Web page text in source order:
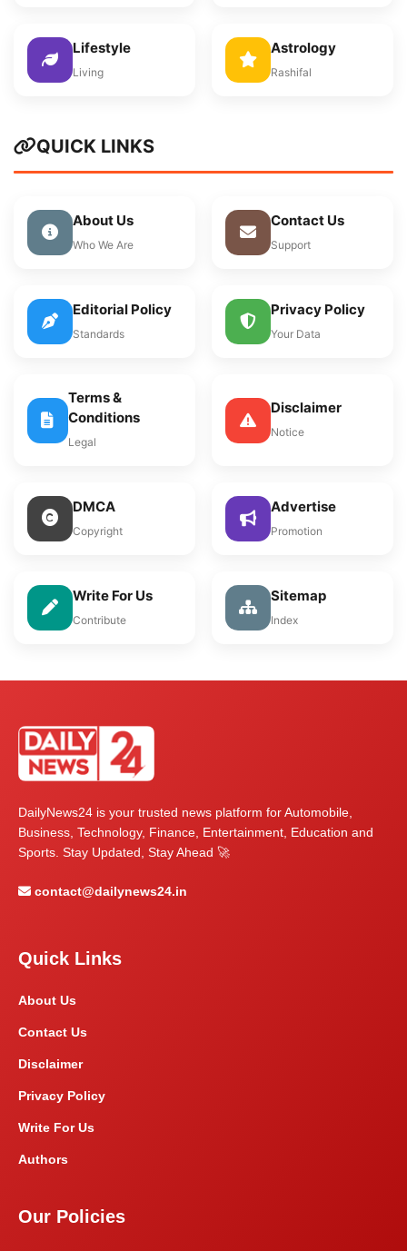
Lifestyle
Living
Astrology
Rashifal
QUICK LINKS
About Us
Who We Are
Contact Us
Support
Editorial Policy
Standards
Privacy Policy
Your Data
Terms &
Conditions
Legal
Disclaimer
Notice
DMCA
Copyright
Advertise
Promotion
Write For Us
Contribute
Sitemap
Index
DailyNews24 is your trusted news platform for Automobile,
Business, Technology, Finance, Entertainment, Education and
Sports. Stay Updated, Stay Ahead 🚀
contact@dailynews24.in
Quick Links
About Us
Contact Us
Disclaimer
Privacy Policy
Write For Us
Authors
Our Policies